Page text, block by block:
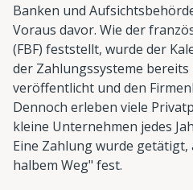
Banken und
Voraus davor. Wie der
(FBF) feststellt, wurde der
der Zahlungssysteme bereits
veröffentlicht und den
Dennoch erleben viele
kleine Unternehmen jedes
Eine Zahlung wurde getätigt,
halbem Weg" fest.